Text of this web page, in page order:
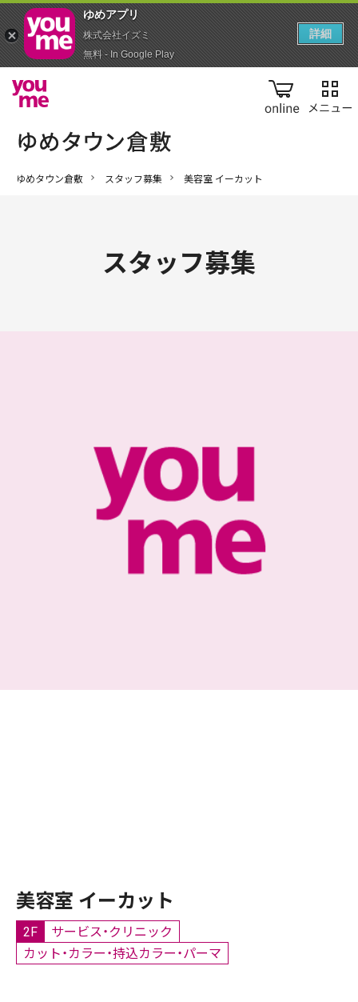
online
ゆめタウン倉敷 スタッフ募集 美容室 イーカット
スタッフ募集
美容室 イーカット
2F
サービス・クリニック
カット・カラー・持込カラー・パーマ
ゆめアプ‪リ‬
株式会社イズミ
無料 - In Google Play
詳細